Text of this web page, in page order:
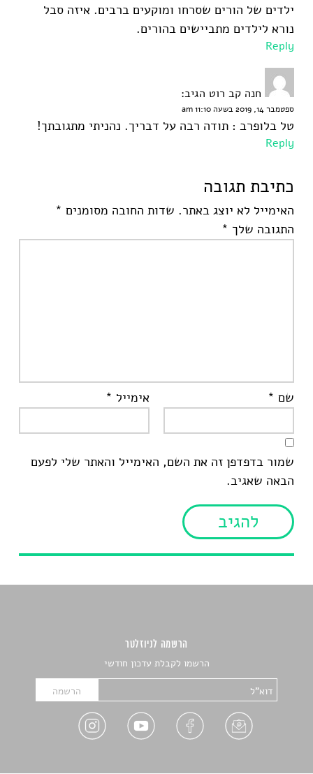
ילדים של הורים שסרחו ומוקעים ברבים. איזה סבל
נורא לילדים מתביישים בהורים.
Reply
חנה קב רוט הגיב:
ספטמבר 14, 2019 בשעה 11:10 am
טל בלופרב : תודה רבה על דבריך. נהניתי מתגובתך!
Reply
כתיבת תגובה
האימייל לא יוצג באתר. שדות החובה מסומנים *
התגובה שלך *
שם * אימייל *
שמור בדפדפן זה את השם, האימייל והאתר שלי לפעם
הבאה שאגיב.
הרשמה לניוזלטר
הרשמו לקבלת עדכון חודשי